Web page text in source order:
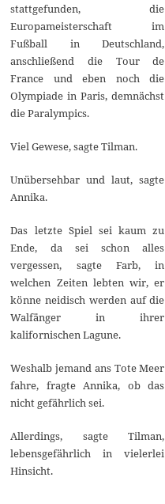
stattgefunden, die
Europameisterschaft im
Fußball in Deutschland,
anschließend die Tour de
France und eben noch die
Olympiade in Paris, demnächst
die Paralympics.
Viel Gewese, sagte Tilman.
Unübersehbar und laut, sagte
Annika.
Das letzte Spiel sei kaum zu
Ende, da sei schon alles
vergessen, sagte Farb, in
welchen Zeiten lebten wir, er
könne neidisch werden auf die
Walfänger in ihrer
kalifornischen Lagune.
Weshalb jemand ans Tote Meer
fahre, fragte Annika, ob das
nicht gefährlich sei.
Allerdings, sagte Tilman,
lebensgefährlich in vielerlei
Hinsicht.